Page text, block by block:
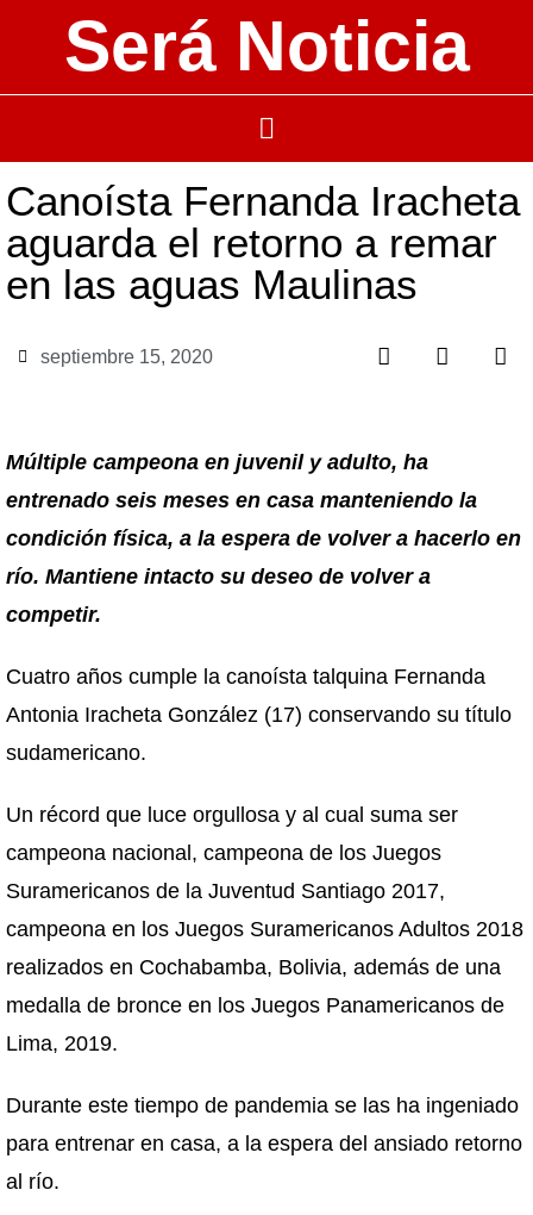
Será Noticia
Canoísta Fernanda Iracheta
aguarda el retorno a remar
en las aguas Maulinas
septiembre 15, 2020
Múltiple campeona en juvenil y adulto, ha
entrenado seis meses en casa manteniendo la
condición física, a la espera de volver a hacerlo en
río. Mantiene intacto su deseo de volver a
competir.
Cuatro años cumple la canoísta talquina Fernanda
Antonia Iracheta González (17) conservando su título
sudamericano.
Un récord que luce orgullosa y al cual suma ser
campeona nacional, campeona de los Juegos
Suramericanos de la Juventud Santiago 2017,
campeona en los Juegos Suramericanos Adultos 2018
realizados en Cochabamba, Bolivia, además de una
medalla de bronce en los Juegos Panamericanos de
Lima, 2019.
Durante este tiempo de pandemia se las ha ingeniado
para entrenar en casa, a la espera del ansiado retorno
al río.